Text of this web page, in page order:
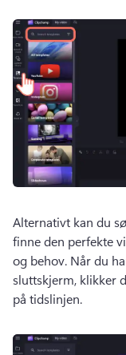
Alternativt kan du
finne den perfekte
og behov. Når du
sluttskjerm, klikker
på tidslinjen.